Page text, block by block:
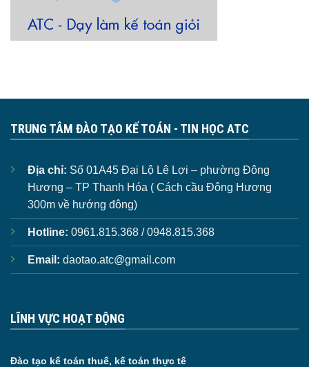
TRUNG TÂM ĐÀO TẠO KẾ TOÁN - TIN HỌC ATC
Địa chỉ: Số 01A45 Đại Lộ Lê Lợi – phường Đông
Hương – TP Thanh Hóa ( Cách cầu Đông Hương
300m về hướng đông)
Hotline: 0961.815.368 / 0948.815.368
Email: daotao.atc@gmail.com
LĨNH VỰC HOẠT ĐỘNG
Đào tạo kế toán thuế, kế toán thực tế